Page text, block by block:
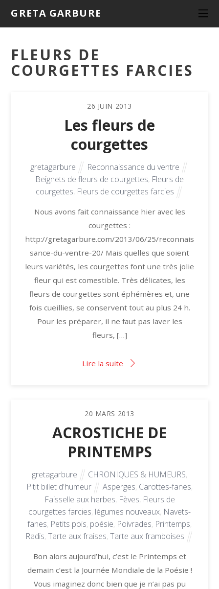
GRETA GARBURE
FLEURS DE
COURGETTES FARCIES
26 JUIN 2013
Les fleurs de
courgettes
gretagarbure
Reconnaissance du ventre
Beignets de fleurs de courgettes, Fleurs de
courgettes, Fleurs de courgettes farcies
Nous avons fait connaissance hier avec les
courgettes :
http://gretagarbure.com/2013/06/25/reconnais
sance-du-ventre-20/ Mais quelles que soient
leurs variétés, les courgettes font une très jolie
fleur qui est comestible. Très délicates, les
fleurs de courgettes sont éphémères et, une
fois cueillies, se conservent tout au plus 24 h.
Pour les préparer, il ne faut pas laver les
fleurs, […]
Lire la suite
20 MARS 2013
ACROSTICHE DE
PRINTEMPS
gretagarbure CHRONIQUES & HUMEURS,
P'tit billet d'humeur
Asperges, Carottes-fanes,
Faisselle aux herbes, Fèves, Fleurs de
courgettes farcies, légumes nouveaux, Navets-
fanes, Petits pois, poésie, Poivrades, Printemps,
Radis,Tarte aux fraises,Tarte aux framboises
Bon alors aujourd’hui, c’est le Printemps et
demain c’est la Journée Mondiale de la Poésie !
Vous imaginez donc bien que je n’ai pas pu